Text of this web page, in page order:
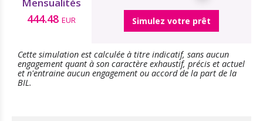
444.48 EUR Simulez votre prêt
Cette simulation est calculée à titre indicatif, sans aucun
engagement quant à son caractère exhaustif, précis et actuel
et n'entraine aucun engagement ou accord de la part de la
BIL.